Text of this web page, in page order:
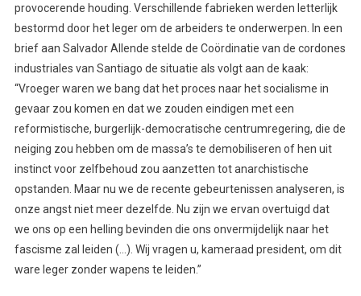
provocerende houding. Verschillende fabrieken werden letterlijk
bestormd door het leger om de arbeiders te onderwerpen. In een
brief aan Salvador Allende stelde de Coördinatie van de cordones
industriales van Santiago de situatie als volgt aan de kaak:
“Vroeger waren we bang dat het proces naar het socialisme in
gevaar zou komen en dat we zouden eindigen met een
reformistische, burgerlijk-democratische centrumregering, die de
neiging zou hebben om de massa’s te demobiliseren of hen uit
instinct voor zelfbehoud zou aanzetten tot anarchistische
opstanden. Maar nu we de recente gebeurtenissen analyseren, is
onze angst niet meer dezelfde. Nu zijn we ervan overtuigd dat
we ons op een helling bevinden die ons onvermijdelijk naar het
fascisme zal leiden (…). Wij vragen u, kameraad president, om dit
ware leger zonder wapens te leiden.”